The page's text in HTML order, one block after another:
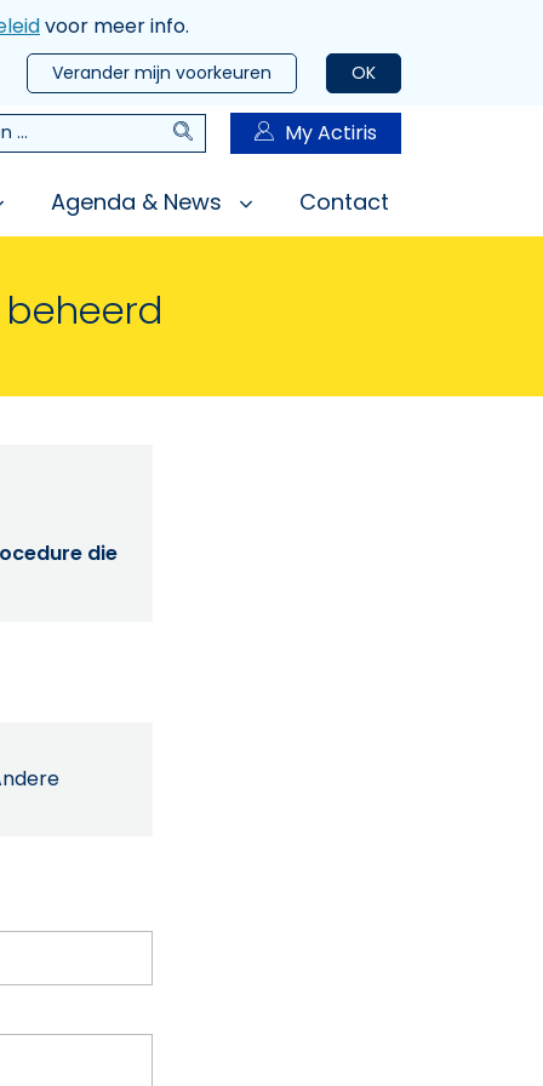
voor meer info.
OK
Verander mijn voorkeuren
Zoeken My Actiris
Agenda & News Contact
die